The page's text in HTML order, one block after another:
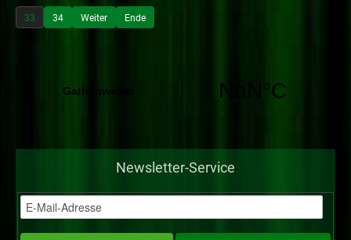
33 34 Weiter Ende
Newsletter-Service